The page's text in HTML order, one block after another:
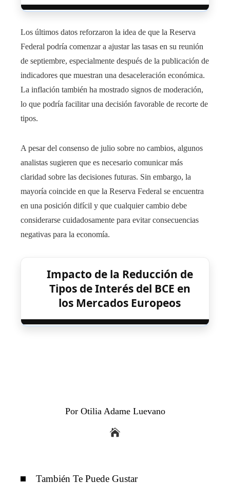
Los últimos datos reforzaron la idea de que la Reserva
Federal podría comenzar a ajustar las tasas en su reunión
de septiembre, especialmente después de la publicación de
indicadores que muestran una desaceleración económica.
La inflación también ha mostrado signos de moderación,
lo que podría facilitar una decisión favorable de recorte de
tipos.
A pesar del consenso de julio sobre no cambios, algunos
analistas sugieren que es necesario comunicar más
claridad sobre las decisiones futuras. Sin embargo, la
mayoría coincide en que la Reserva Federal se encuentra
en una posición difícil y que cualquier cambio debe
considerarse cuidadosamente para evitar consecuencias
negativas para la economía.
Impacto de la Reducción de
Tipos de Interés del BCE en
los Mercados Europeos
Por Otilia Adame Luevano
También Te Puede Gustar